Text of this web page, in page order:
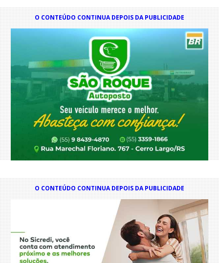
O CONTEÚDO CONTINUA DEPOIS DA PUBLICIDADE
O CONTEÚDO CONTINUA DEPOIS DA PUBLICIDADE